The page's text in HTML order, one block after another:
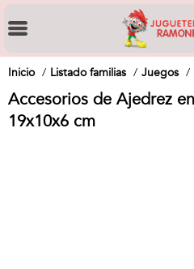
Inicio Listado familias Juegos
Accesorios de Ajedrez
19x10x6 cm